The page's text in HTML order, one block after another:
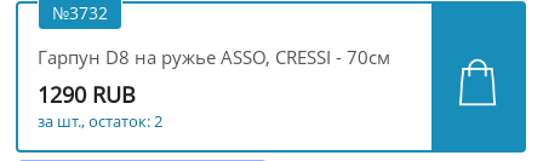
№3732
Гарпун D8 на ружье ASSO, CRESSI - 70см
1290 RUB
за шт., остаток: 2